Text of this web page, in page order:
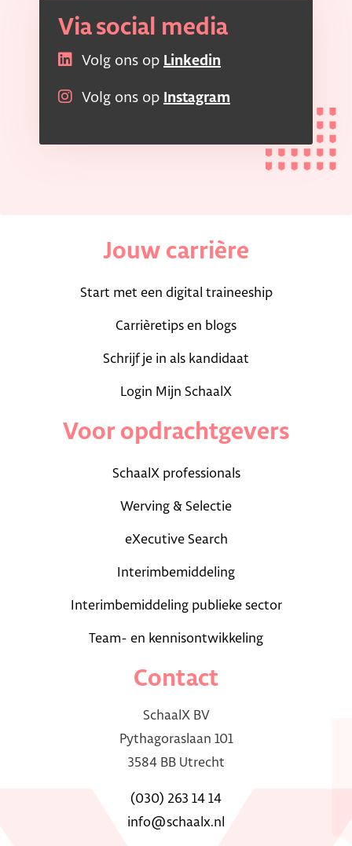
Via social media
Volg ons op Linkedin
Volg ons op Instagram
Jouw carrière
Start met een digital traineeship
Carrièretips en blogs
Schrijf je in als kandidaat
Login Mijn SchaalX
Voor opdrachtgevers
SchaalX professionals
Werving & Selectie
eXecutive Search
Interimbemiddeling
Interimbemiddeling publieke sector
Team- en kennisontwikkeling
Contact
SchaalX BV
Pythagoraslaan 101
3584 BB Utrecht
(030) 263 14 14
info@schaalx.nl